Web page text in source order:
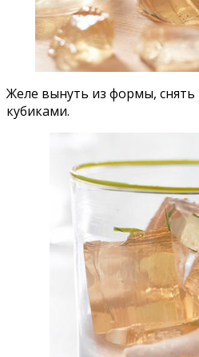
Желе вынуть из формы, снять
кубиками.